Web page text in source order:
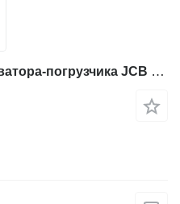
Дифференциал для экскаватора-погрузчика JCB 3CX